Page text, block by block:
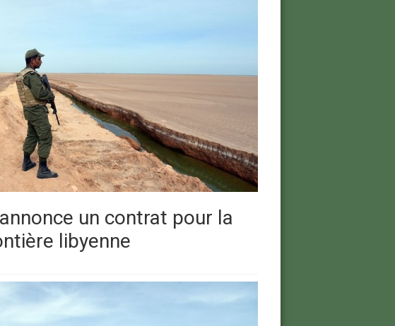
un contrat pour la
libyenne